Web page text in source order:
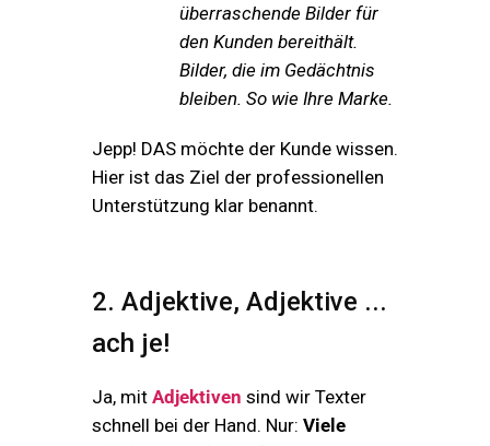
überraschende Bilder für
den Kunden bereithält.
Bilder, die im Gedächtnis
bleiben. So wie Ihre Marke.
Jepp! DAS möchte der Kunde wissen.
Hier ist das Ziel der professionellen
Unterstützung klar benannt.
2. Adjektive, Adjektive ...
ach je!
Ja, mit Adjektiven sind wir Texter
schnell bei der Hand. Nur: Viele